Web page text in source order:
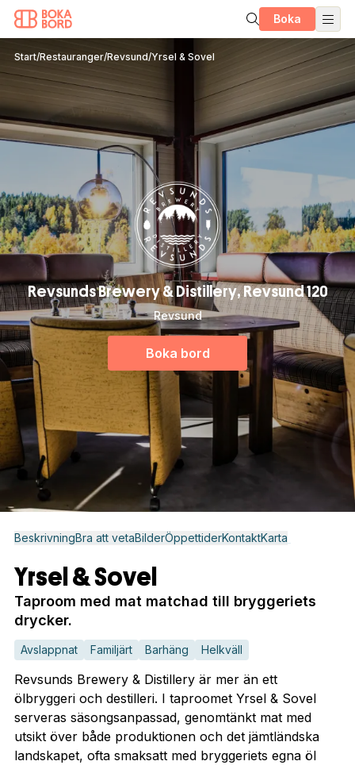
Boka
Start/Restauranger/Revsund/Yrsel & Sovel
Revsunds Brewery & Distillery, Revsund 120
Revsund
Boka bord
BeskrivningBra att vetaBilderÖppettiderKontaktKarta
Yrsel & Sovel
Taproom med mat matchad till bryggeriets
drycker.
Avslappnat Familjärt Barhäng Helkväll
Revsunds Brewery & Distillery är mer än ett
ölbryggeri och destilleri. I taproomet Yrsel & Sovel
serveras säsongsanpassad, genomtänkt mat med
utsikt över både produktionen och det jämtländska
landskapet, ofta smaksatt med bryggeriets egna öl